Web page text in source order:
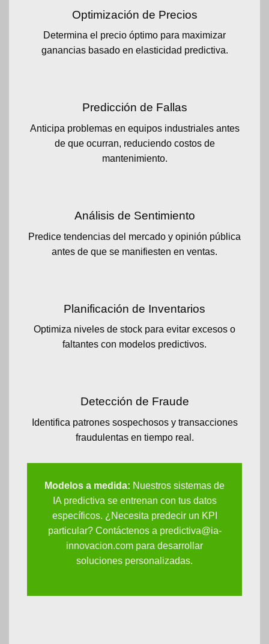
Optimización de Precios
Determina el precio óptimo para maximizar
ganancias basado en elasticidad predictiva.
Predicción de Fallas
Anticipa problemas en equipos industriales antes
de que ocurran, reduciendo costos de
mantenimiento.
Análisis de Sentimiento
Predice tendencias del mercado y opinión pública
antes de que se manifiesten en ventas.
Planificación de Inventarios
Optimiza niveles de stock para evitar excesos o
faltantes con modelos predictivos.
Detección de Fraude
Identifica patrones sospechosos y transacciones
fraudulentas en tiempo real.
Modelos a medida: Nuestros sistemas de
IA predictiva se entrenan con tus datos
específicos. ¿Necesita predecir un KPI
particular? Contáctenos a predictiva@ia-
innovacion.com para desarrollar
soluciones personalizadas.